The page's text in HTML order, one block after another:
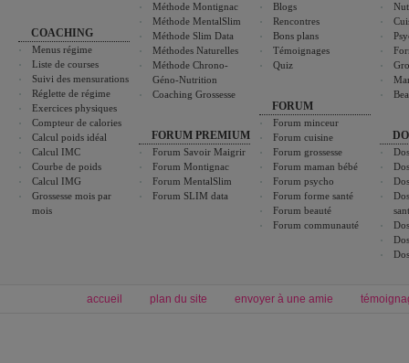
COACHING
Menus régime
Liste de courses
Suivi des mensurations
Réglette de régime
Exercices physiques
Compteur de calories
Calcul poids idéal
Calcul IMC
Courbe de poids
Calcul IMG
Grossesse mois par
mois
Méthode Montignac
Méthode MentalSlim
Méthode Slim Data
Méthodes Naturelles
Méthode Chrono-
Géno-Nutrition
Coaching Grossesse
FORUM PREMIUM
Forum Savoir Maigrir
Forum Montignac
Forum MentalSlim
Forum SLIM data
Blogs
Rencontres
Bons plans
Témoignages
Quiz
FORUM
Forum minceur
Forum cuisine
Forum grossesse
Forum maman bébé
Forum psycho
Forum forme santé
Forum beauté
Forum communauté
accueil plan du site envoyer à une amie